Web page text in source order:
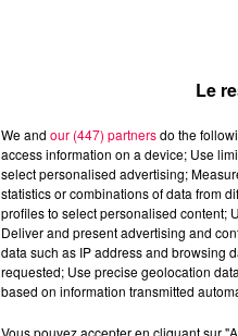
Le
We and our (447) partnersdo the
access information on a device; Use
select personalised advertising;
statistics or combinations of data from
profiles to select personalised content;
Deliver and present advertising and
data such as IP address and browsing
requested; Use precise geolocation
based on information transmitted
Vous pouvez accepter en cliquant sur